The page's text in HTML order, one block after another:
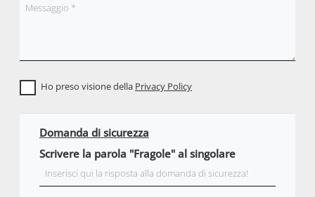
Ho preso visione della Privacy Policy
Domanda di sicurezza
Scrivere la parola "Fragole" al singolare